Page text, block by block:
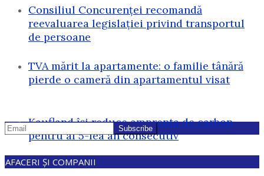
Consiliul Concurenței recomandă
reevaluarea legislației privind transportul
de persoane
TVA mărit la apartamente: o familie tânără
pierde o cameră din apartamentul visat
Kaufland își reduce amprenta de carbon
pentru al 5-lea an consecutiv
AFACERI ȘI COMPANII